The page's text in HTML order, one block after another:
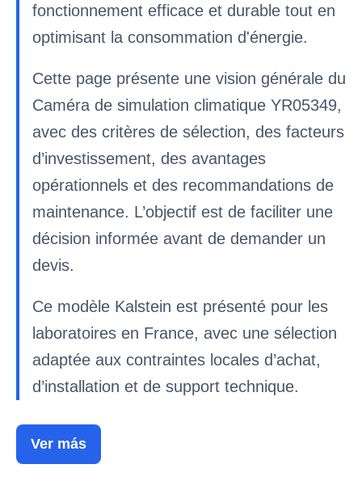
fonctionnement efficace et durable tout en
optimisant la consommation d'énergie.
Cette page présente une vision générale du
Caméra de simulation climatique YR05349,
avec des critères de sélection, des facteurs
d’investissement, des avantages
opérationnels et des recommandations de
maintenance. L’objectif est de faciliter une
décision informée avant de demander un
devis.
Ce modèle Kalstein est présenté pour les
laboratoires en France, avec une sélection
adaptée aux contraintes locales d’achat,
d’installation et de support technique.
Ver más